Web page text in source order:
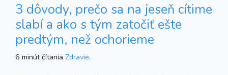
3 dôvody, prečo sa na jeseň cítime
slabí a ako s tým zatočiť ešte
predtým, než ochorieme
6 minút čítania Zdravie.